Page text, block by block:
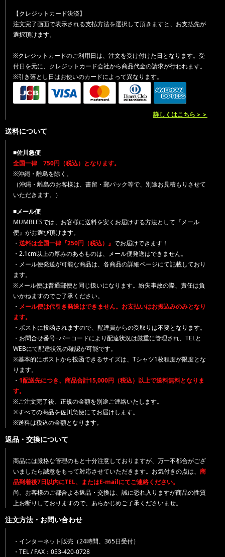
【クレジットカード決済】
注文完了画面で表示される支払方法を選択して頂きますと、お支払先が
選択頂けます。
※クレジットカードのご利用日は、注文を受け付けた日となります。受
付日を元に、クレジットカード会社から商品代金の請求が行われます。
※引き落とし日はお使いのカードによって異なります。
詳しくはこちら＞＞
送料について
■佐川急便
全国一律 750円（税込）となります。
※沖縄・離島を除く。
（沖縄・離島のお客様は、書留・郵パック等で、別途お見積もりさせて
いただきます。）
■メール便
MUMBLESでは、お客様に送料を安くお届けする方法として『メール
便』がお選び頂けます。
・ 送料は全国一律『250円（税込）』 でお届けできます！
・2.1cm以上の厚みのあるものは、メール便発送はできません。
・メール便発送が可能な商品は、各商品の詳細ページにて記載しており
ます。
※メール便は普通郵便と同じ扱いになります。紛失事故の際、責任は負
いかねますのでご了承ください。
・ メール便は代引き発送はできません。お支払いはお振込みのみとなり
ます。
・ポストに投函されますので、配達員からの受取りは不要となります。
・お問合せ番号+バーコードにより配達状況は厳重に管理され、TELと
WEBにて配達状況の確認が可能です。
※基本的にポストから投函できるサイズは、Tシャツ1枚程度が限度とな
ります。
・ 1配送先につき、商品合計15,000円（税込）以上で送料無料となりま
す。
※ご注文完了後、正規の金額を別途ご連絡いたします。
※すべての商品を佐川急便にてお届けします。
※送料は税込の金額となります。
返品・交換について
商品には厳格な管理のもと十分注意しておりますが、万一不都合がござ
いましたら誠意をもって対応させていただきます。お気付きの点は、 商
品到着後7日以内にTEL、またはE-mailにてご連絡ください。
尚、お客様のご都合よる返品・交換は、誠に恐れ入りますが商品の性質
上お断りしておりますので、あらかじめご了承くださいませ。
注文方法・お問い合わせ
・インターネット販売（24時間、365日受付）
・TEL / FAX：053-420-0728